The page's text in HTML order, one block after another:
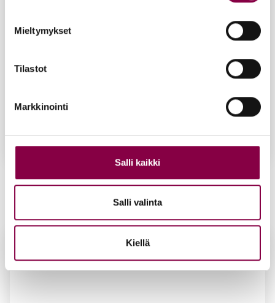
Mieltymykset
Tilastot
Markkinointi
Salli kaikki
Salli valinta
Kiellä